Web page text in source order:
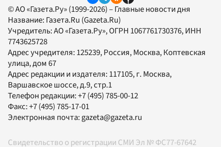
© АО «Газета.Ру» (1999-2026) – Главные новости дня
Название: Газета.Ru (Gazeta.Ru)
Учредитель:АО «Газета.Ру», ОГРН 1067761730376, ИНН
7743625728
Адрес учредителя: 125239, Россия, Москва, Коптевская
улица, дом 67
Адрес редакции и издателя: 117105, г. Москва,
Варшавское шоссе, д.9, стр.1
Телефон редакции:+7 (495) 785-00-12
Факс:+7 (495) 785-17-01
Электронная почта:gazeta@gazeta.ru
Свидетельство о регистрации СМИ Эл № ФС77-67642